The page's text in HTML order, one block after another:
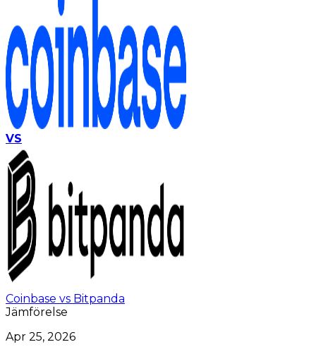
VS
Coinbase vs Bitpanda
Jämförelse
Apr 25, 2026